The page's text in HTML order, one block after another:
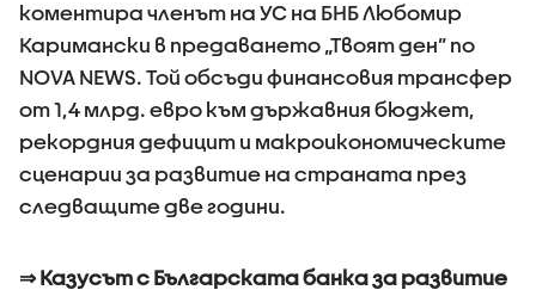
коментира членът на УС на БНБ Любомир
Каримански в предаването „Твоят ден” по
NOVA NEWS. Той обсъди финансовия трансфер
от 1,4 млрд. евро към държавния бюджет,
рекордния дефицит и макроикономическите
сценарии за развитие на страната през
следващите две години.
⇒ Казусът с Българската банка за развитие